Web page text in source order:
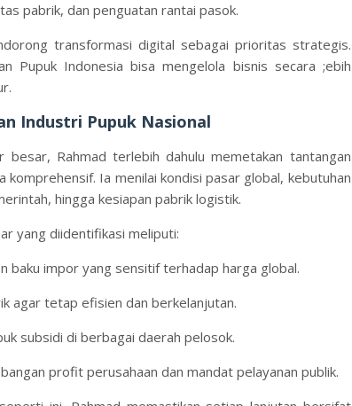
pabrik, dan penguatan rantai pasok.
transformasi digital sebagai prioritas strategis.
Pupuk Indonesia bisa mengelola bisnis secara ;ebih
Industri Pupuk Nasional
besar, Rahmad terlebih dahulu memetakan tantangan
komprehensif. Ia menilai kondisi pasar global, kebutuhan
hingga kesiapan pabrik logistik.
yang diidentifikasi meliputi:
baku impor yang sensitif terhadap harga global.
agar tetap efisien dan berkelanjutan.
subsidi di berbagai daerah pelosok.
profit perusahaan dan mandat pelayanan publik.